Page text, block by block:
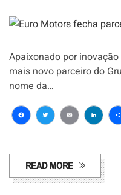
Apaixonado por
mais novo parceiro do
nome da…
Facebook
Twitter
Email
READ MORE